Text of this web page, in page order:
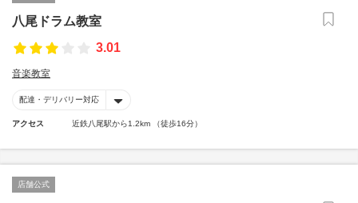
八尾ドラム教室
3.01
音楽教室
配達・デリバリー対応
アクセス 近鉄八尾駅から1.2km （徒歩16分）
店舗公式